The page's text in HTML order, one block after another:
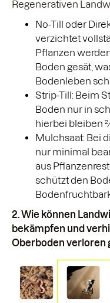
Regenerativen
No-Till oder
verzichtet
Pflanzen
Boden gesät,
Bodenleben
Strip-Till: Beim
Boden nur in
hierbei bleiben
Mulchsaat: Bei
nur minimal
aus
schützt den
2. Wie können
bekämpfen und
Oberboden verloren